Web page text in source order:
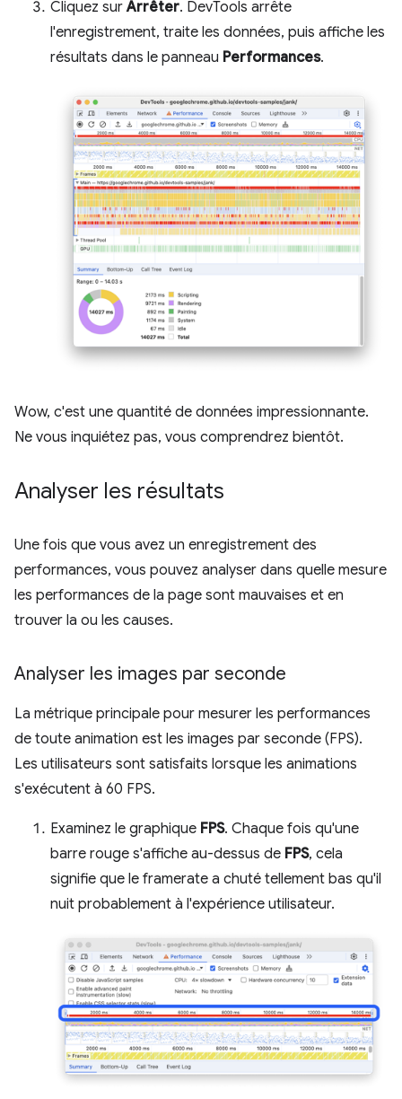
Cliquez surArrêter. DevTools arrête
l'enregistrement, traite les données, puis affiche les
résultats dans le panneau Performances.
Wow, c'est une quantité de données impressionnante.
Ne vous inquiétez pas, vous comprendrez bientôt.
Analyser les résultats
Une fois que vous avez un enregistrement des
performances, vous pouvez analyser dans quelle mesure
les performances de la page sont mauvaises et en
trouver la ou les causes.
Analyser les images par seconde
La métrique principale pour mesurer les performances
de toute animation est les images par seconde (FPS).
Les utilisateurs sont satisfaits lorsque les animations
s'exécutent à 60 FPS.
Examinez le graphique FPS. Chaque fois qu'une
barre rouge s'affiche au-dessus de FPS, cela
signifie que le framerate a chuté tellement bas qu'il
nuit probablement à l'expérience utilisateur.